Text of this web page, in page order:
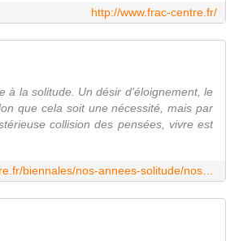
http://www.frac-centre.fr/
à la solitude. Un désir d'éloignement, le
que cela soit une nécessité, mais par
collision des pensées, vivre est